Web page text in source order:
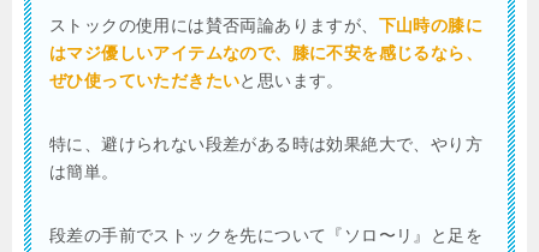
ストックの使用には賛否両論ありますが、 下山時の膝に
はマジ優しいアイテムなので、膝に不安を感じるなら、
ぜひ使っていただきたいと思います。
特に、避けられない段差がある時は効果絶大で、やり方
は簡単。
段差の手前でストックを先について『ソロ〜リ』と足を